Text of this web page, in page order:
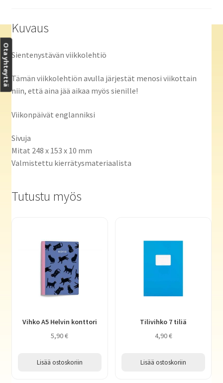
Kuvaus
Sientenystävän viikkolehtiö
Tämän viikkolehtiön avulla järjestät menosi viikottain
niin, että aina jää aikaa myös sienille!
Viikonpäivät englanniksi
Sivuja
Mitat 248 x 153 x 10 mm
Valmistettu kierrätysmateriaalista
Tutustu myös
Vihko A5 Helvin konttori
5,90€
Lisää ostoskoriin
Tilivihko 7 tiliä
4,90€
Lisää ostoskoriin
Ota yhteyttä